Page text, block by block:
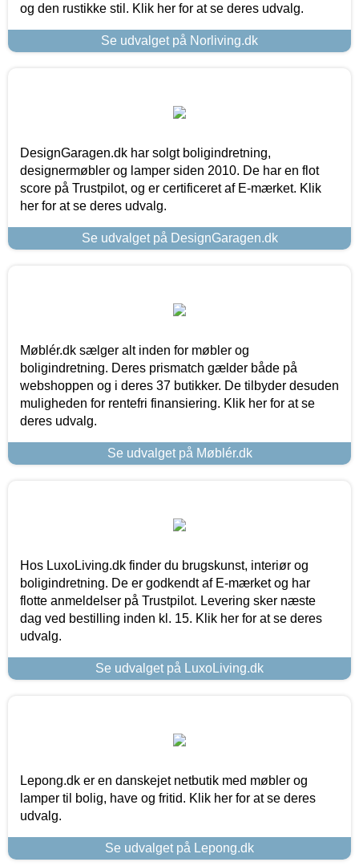
og den rustikke stil. Klik her for at se deres udvalg.
Se udvalget på Norliving.dk
DesignGaragen.dk har solgt boligindretning,
designermøbler og lamper siden 2010. De har en flot
score på Trustpilot, og er certificeret af E-mærket. Klik
her for at se deres udvalg.
Se udvalget på DesignGaragen.dk
Møblér.dk sælger alt inden for møbler og
boligindretning. Deres prismatch gælder både på
webshoppen og i deres 37 butikker. De tilbyder desuden
muligheden for rentefri finansiering. Klik her for at se
deres udvalg.
Se udvalget på Møblér.dk
Hos LuxoLiving.dk finder du brugskunst, interiør og
boligindretning. De er godkendt af E-mærket og har
flotte anmeldelser på Trustpilot. Levering sker næste
dag ved bestilling inden kl. 15. Klik her for at se deres
udvalg.
Se udvalget på LuxoLiving.dk
Lepong.dk er en danskejet netbutik med møbler og
lamper til bolig, have og fritid. Klik her for at se deres
udvalg.
Se udvalget på Lepong.dk